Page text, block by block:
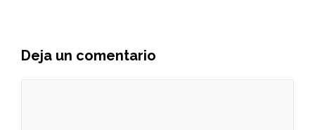
Deja un comentario